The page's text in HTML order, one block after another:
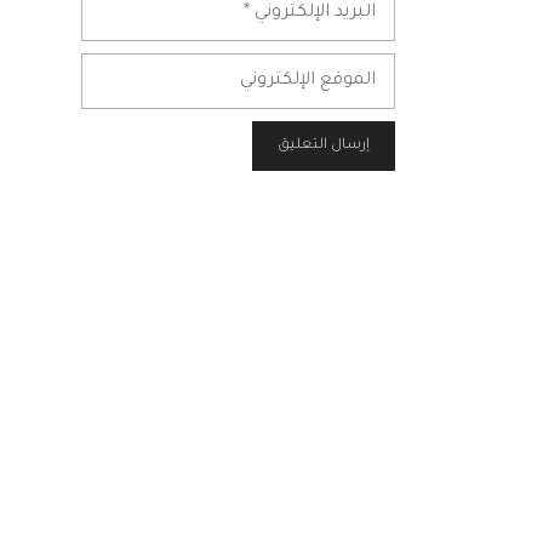
الإلكتروني
الموقع
الإلكتروني